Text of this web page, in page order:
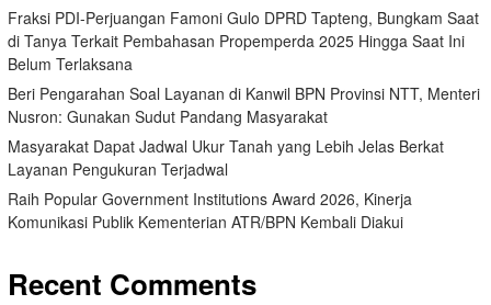
Fraksi PDI-Perjuangan Famoni Gulo DPRD Tapteng, Bungkam Saat
di Tanya Terkait Pembahasan Propemperda 2025 Hingga Saat Ini
Belum Terlaksana
Beri Pengarahan Soal Layanan di Kanwil BPN Provinsi NTT, Menteri
Nusron: Gunakan Sudut Pandang Masyarakat
Masyarakat Dapat Jadwal Ukur Tanah yang Lebih Jelas Berkat
Layanan Pengukuran Terjadwal
Raih Popular Government Institutions Award 2026, Kinerja
Komunikasi Publik Kementerian ATR/BPN Kembali Diakui
Recent Comments